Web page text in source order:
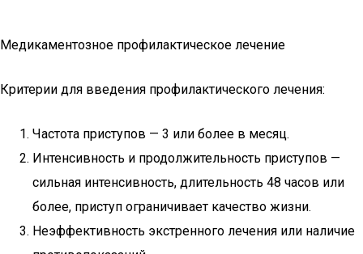
Медикаментозное профилактическое лечение
Критерии для введения профилактического лечения:
Частота приступов — 3 или более в месяц.
Интенсивность и продолжительность приступов —
сильная интенсивность, длительность 48 часов или
более, приступ ограничивает качество жизни.
Неэффективность экстренного лечения или наличие